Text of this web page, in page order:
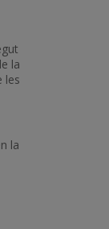
la
les
la